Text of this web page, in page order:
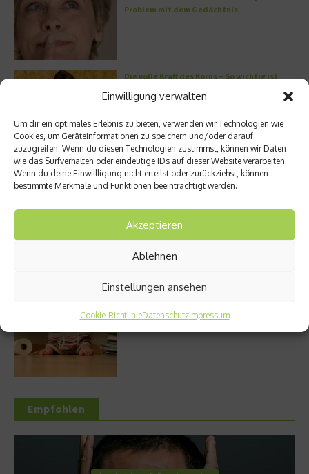
Einwilligung verwalten
Um dir ein optimales Erlebnis zu bieten, verwenden wir Technologien wie
Cookies, um Geräteinformationen zu speichern und/oder darauf
zuzugreifen. Wenn du diesen Technologien zustimmst, können wir Daten
wie das Surfverhalten oder eindeutige IDs auf dieser Website verarbeiten.
Wenn du deine Einwillligung nicht erteilst oder zurückziehst, können
bestimmte Merkmale und Funktionen beeinträchtigt werden.
Akzeptieren
Ablehnen
Einstellungen ansehen
Cookie-RichtlinieDatenschutzImpressum
Problem mit dem Gedächtnis
Die volle Kraft des Korns – So wichtig ist
Entzündung der Nebenhöhlen: Symptome
und verschiedene Formen
Welches Ashwagandha sollte ich kaufen?
Stuhlgang – wie oft ist eigentlich normal?
Empfohlen